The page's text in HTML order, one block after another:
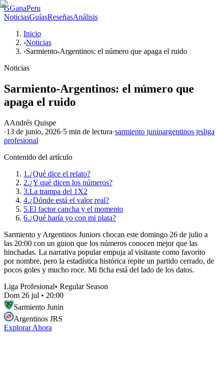
GGanaPeru
NoticiasGuíasReseñasAnálisis
Inicio
›Noticias
›Sarmiento-Argentinos: el número que apaga el ruido
Noticias
Sarmiento-Argentinos: el número que
apaga el ruido
AAndrés Quispe
·13 de junio, 2026·5 min de lectura·sarmiento juninargentinos jrsliga
profesional
Contenido del artículo
1.¿Qué dice el relato?
2.¿Y qué dicen los números?
3.La trampa del 1X2
4.¿Dónde está el valor real?
5.El factor cancha y el momento
6.¿Qué haría yo con mi plata?
Sarmiento y Argentinos Juniors chocan este domingo 26 de julio a
las 20:00 con un guion que los números conocen mejor que las
hinchadas. La narrativa popular empuja al visitante como favorito
por nombre, pero la estadística histórica repite un partido cerrado, de
pocos goles y mucho roce. Mi ficha está del lado de los datos.
Liga Profesional• Regular Season
Dom 26 jul • 20:00
Sarmiento Junin
Argentinos JRS
Explorar Ahora